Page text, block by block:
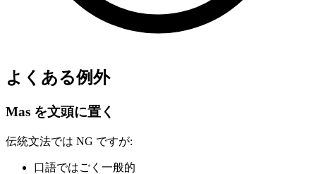
よくある例外
Mas を文頭に置く
伝統文法では NG ですが:
口語ではごく一般的